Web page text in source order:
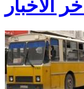
آخر الأخبار